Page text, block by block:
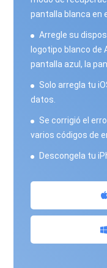
pantalla blanca en
Arregle su
logotipo blanco de
pantalla azul, la
Solo arregla tu
datos.
Se corrigió el
varios códigos de
Descongela tu